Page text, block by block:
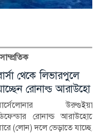
সাম্প্রতিক
নিরাপদ
বদলাবে
চিত্র
স্বাস্থ্য খাতে গত
দশকে উল্লেখযোগ্য